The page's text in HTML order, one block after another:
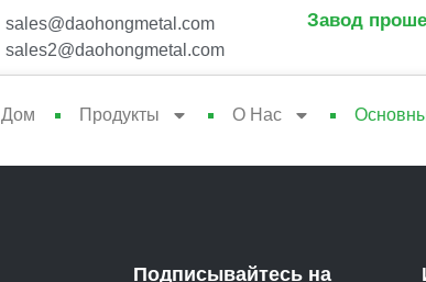
sales@daohongmetal.com
sales2@daohongmetal.com
Завод
Дом Продукты О Нас
Подписывайтесь на